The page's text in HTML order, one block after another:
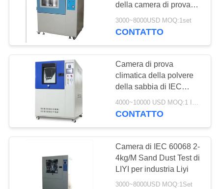
MAPPA
SITO
PRIVACY
forno di
essiccazione
elettrico
65
Forno di
essiccazione
industriale
della camera di prova
ambientale universale
LIYI
3000~8000USD MOQ:1set
CONTATTO
Camera di prova
climatica della polvere
della sabbia di IEC
60529 di Liyi/tester
simulato ambientale
4000~10000 USD MOQ:1 INSIEME
CONTATTO
Camera di IEC 60068 2-
4kg/M Sand Dust Test di
LIYI per industria Liyi
3000~8000USD MOQ:1Set